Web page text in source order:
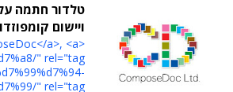
טלדור חתמה
ויישום
a>, <a